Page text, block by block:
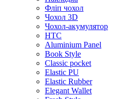
Фліп чохол
Чохол 3D
Чохол-акумулятор
HTC
Aluminium Panel
Book Style
Classic pocket
Elastic PU
Elastic Rubber
Elegant Wallet